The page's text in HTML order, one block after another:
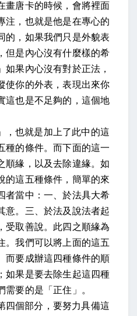
畫唐卡的時候，會將裡面
注，也就是他是在專心的
的，如果我們只是外貌表
但是內心沒有什麼樣的希
果內心沒有對於正法，
使你的外表，表現出來你
這也是不足夠的，這個地
，也就是加上了此中的這
種的條件。而下面的這一
順緣，以及去除違緣。如
的這五種條件，簡單的來
者當中：一、於法具大希
意。三、於法及說法者起
受取善說。 此四之順緣為
。我們可以將上面的這五
而要成辦這四種條件的順
如果是要去除生起這四種
要的是「正住」。
四個部分，要努力具備這